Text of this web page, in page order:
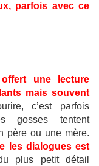
parfois avec ce
offert une lecture
mais souvent
c’est parfois
gosses tentent
père ou une mère.
les dialogues est
plus petit détail